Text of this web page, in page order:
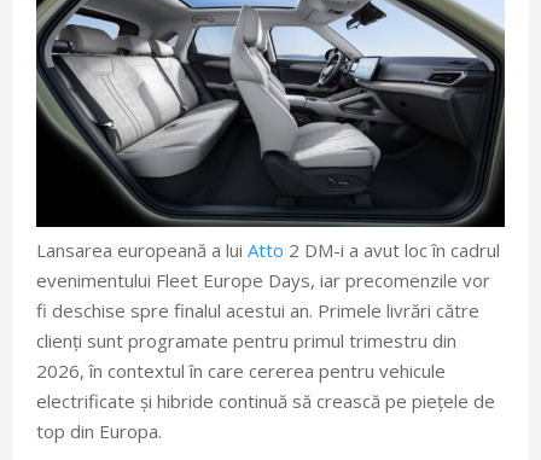
Lansarea europeană a lui Atto 2 DM-i a avut loc în cadrul
evenimentului Fleet Europe Days, iar precomenzile vor
fi deschise spre finalul acestui an. Primele livrări către
clienți sunt programate pentru primul trimestru din
2026, în contextul în care cererea pentru vehicule
electrificate și hibride continuă să crească pe piețele de
top din Europa.